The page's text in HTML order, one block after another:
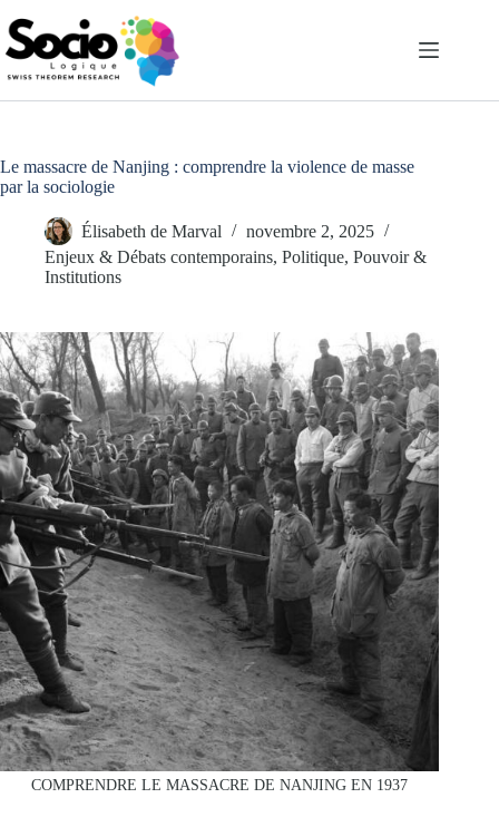
au
contenu
Le massacre de Nanjing : comprendre la violence de masse
par la sociologie
Élisabeth de Marval
novembre 2, 2025
Enjeux & Débats contemporains, Politique, Pouvoir &
Institutions
COMPRENDRE LE MASSACRE DE NANJING EN 1937